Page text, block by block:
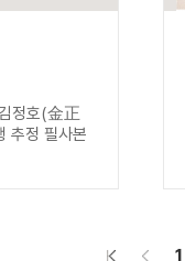
정호(金正
추정 필사본
1